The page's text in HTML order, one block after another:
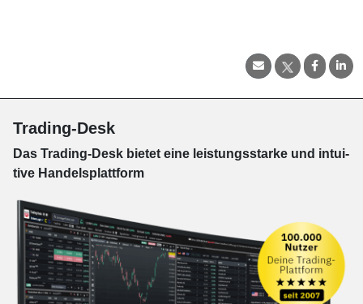
Trading-Desk
Das Trading-Desk bie­tet eine leis­tungs­star­ke und in­tui­
tive Han­dels­platt­form